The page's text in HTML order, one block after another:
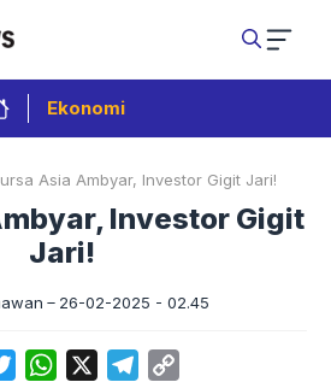
Ekonomi
Asia Ambyar, Investor Gigit Jari!
Investor Gigit
Jari!
26-02-2025 - 02.45
TwitterWhatsApp Telegram